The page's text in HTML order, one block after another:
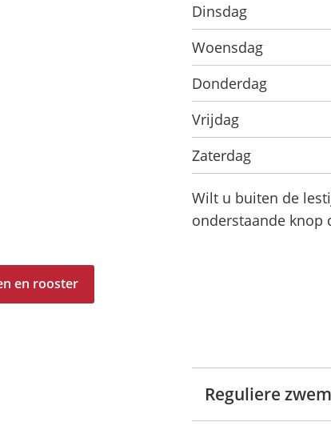
Dinsdag
Woensdag
Donderdag
Vrijdag
Zaterdag
Wilt u buiten de
onderstaande knop
en rooster
Reguliere